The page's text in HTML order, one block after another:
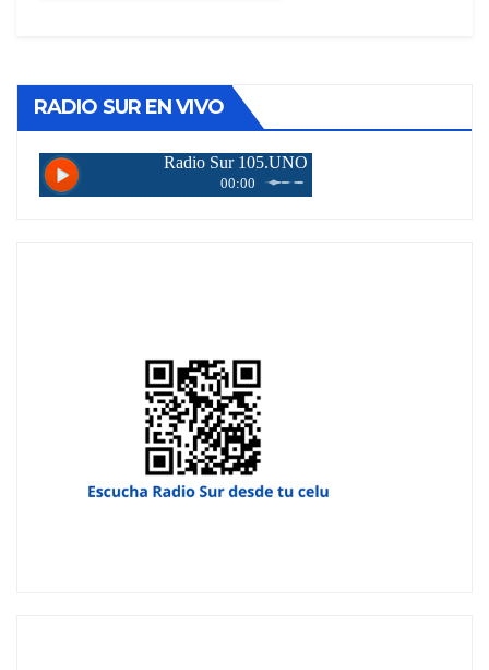
RADIO SUR EN VIVO